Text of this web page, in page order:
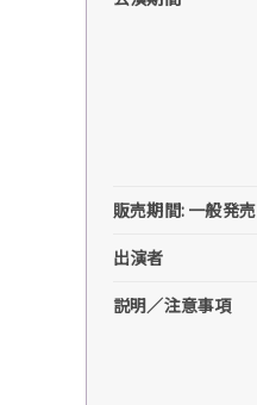
販売期間: 一般発売
出演者
説明／注意事項